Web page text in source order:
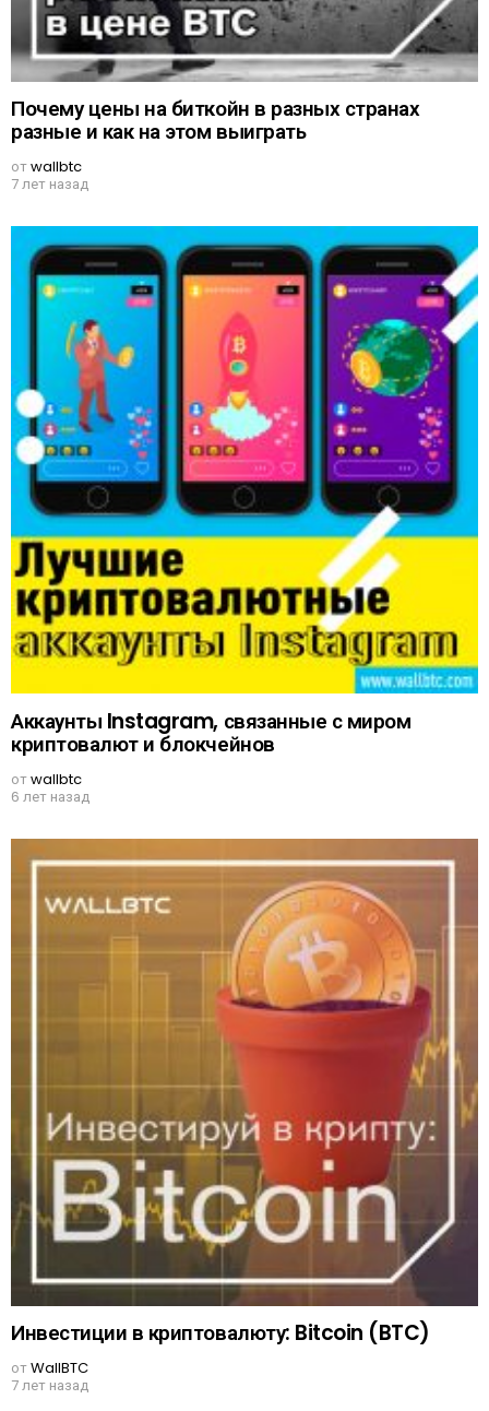
Почему цены на биткойн в разных странах
разные и как на этом выиграть
отwallbtc
7 лет назад
Аккаунты Instagram, связанные с миром
криптовалют и блокчейнов
отwallbtc
6 лет назад
Инвестиции в криптовалюту: Bitcoin (BTC)
отWallBTC
7 лет назад